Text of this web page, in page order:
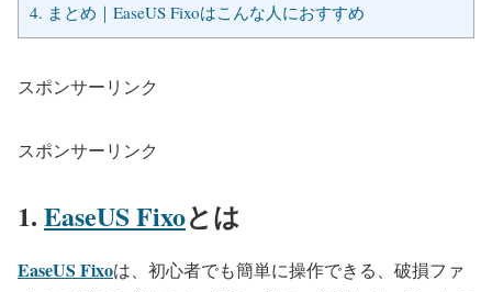
4. まとめ｜EaseUS Fixoはこんな人におすすめ
スポンサーリンク
スポンサーリンク
1. EaseUS Fixoとは
EaseUS Fixoは、初心者でも簡単に操作できる、破損ファ